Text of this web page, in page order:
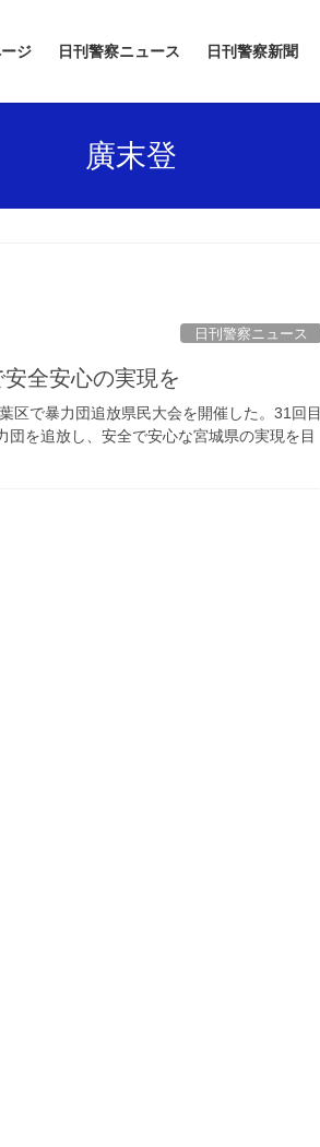
ジ 日刊警察ニュース 日刊警察新聞
廣末登
日刊警察ニュース
全安心の実現を
区で暴力団追放県民大会を開催した。31回目
を追放し、安全で安心な宮城県の実現を目